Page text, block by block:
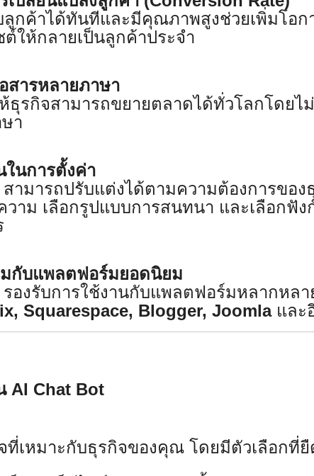
กค้าได้ทันทีและมีคุณภาพสูงช่วยเพิ่มโอก
ต์ให้กลายเป็นลูกค้าประจำ
สารหลายภาษา
ธุรกิจสามารถขยายตลาดได้ทั่วโลกโดยไ
า
นการตั้งค่า
สามารถปรับแต่งได้ตามความต้องการของ
าม เลือกรูปแบบการสนทนา และเลือกฟัง
มกับแพลตฟอร์มยอดนิยม
รองรับการใช้งานกับแพลตฟอร์มหลากหลา
Squarespace, Blogger, Joomlaและ
AI Chat Bot
ที่เหมาะกับธุรกิจของคุณ โดยมีตัวเลือกที่